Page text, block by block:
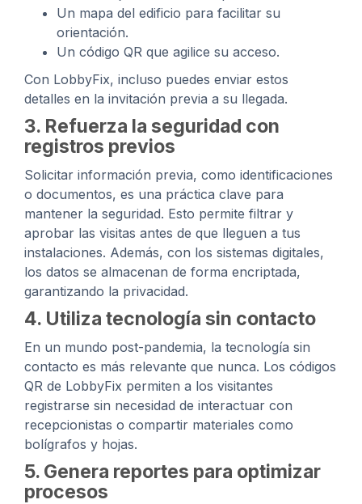
Un mapa del edificio para facilitar su
orientación.
Un código QR que agilice su acceso.
Con LobbyFix, incluso puedes enviar estos
detalles en la invitación previa a su llegada.
3. Refuerza la seguridad con
registros previos
Solicitar información previa, como identificaciones
o documentos, es una práctica clave para
mantener la seguridad. Esto permite filtrar y
aprobar las visitas antes de que lleguen a tus
instalaciones. Además, con los sistemas digitales,
los datos se almacenan de forma encriptada,
garantizando la privacidad.
4. Utiliza tecnología sin contacto
En un mundo post-pandemia, la tecnología sin
contacto es más relevante que nunca. Los códigos
QR de LobbyFix permiten a los visitantes
registrarse sin necesidad de interactuar con
recepcionistas o compartir materiales como
bolígrafos y hojas.
5. Genera reportes para optimizar
procesos